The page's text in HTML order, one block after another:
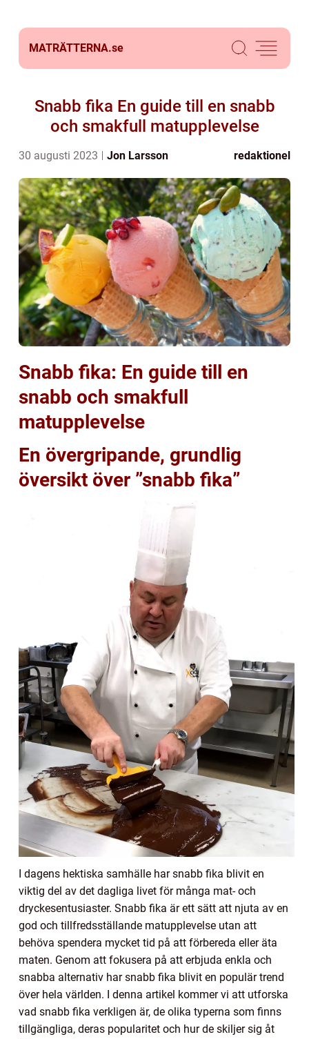
MATRÄTTERNA.se
Snabb fika En guide till en snabb
och smakfull matupplevelse
30 augusti 2023 Jon Larsson redaktionel
Snabb fika: En guide till en
snabb och smakfull
matupplevelse
En övergripande, grundlig
översikt över ”snabb fika”
I dagens hektiska samhälle har snabb fika blivit en
viktig del av det dagliga livet för många mat- och
dryckesentusiaster. Snabb fika är ett sätt att njuta av en
god och tillfredsställande matupplevelse utan att
behöva spendera mycket tid på att förbereda eller äta
maten. Genom att fokusera på att erbjuda enkla och
snabba alternativ har snabb fika blivit en populär trend
över hela världen. I denna artikel kommer vi att utforska
vad snabb fika verkligen är, de olika typerna som finns
tillgängliga, deras popularitet och hur de skiljer sig åt